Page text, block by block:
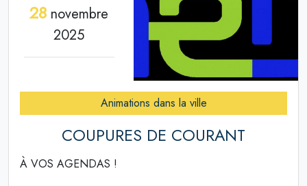
28 novembre
2025
Animations dans la ville
COUPURES DE COURANT
À VOS AGENDAS !